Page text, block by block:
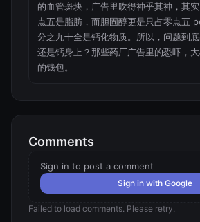
的血管斑块，广告里吹得神乎其神，其
点五是脂肪，而胆固醇更是只占零点五
分之九十全是钙化物质。所以，问题到底
还是钙身上？那些药厂广告里的恐吓，
的钱包。
Comments
Sign in to post a comment
Sign in with Google
Failed to load comments. Please retry.